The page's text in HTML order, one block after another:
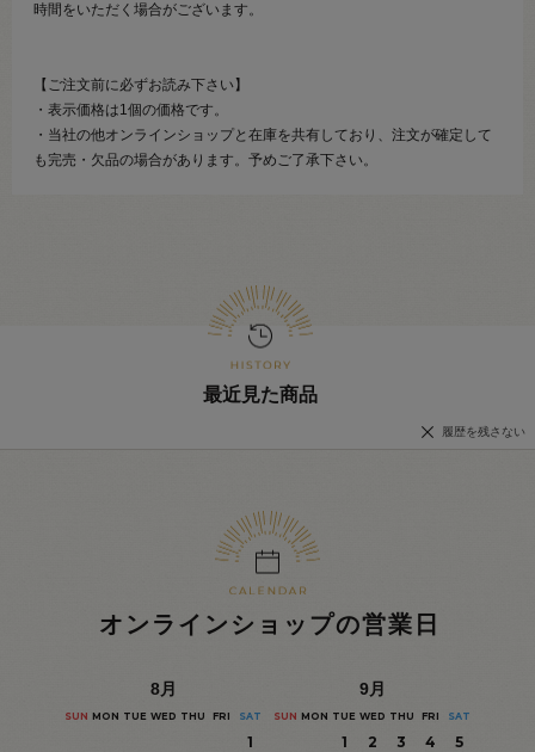
時間をいただく場合がございます。
【ご注文前に必ずお読み下さい】
・表示価格は1個の価格です。
・当社の他オンラインショップと在庫を共有しており、注文が確定して
も完売・欠品の場合があります。予めご了承下さい。
最近見た商品
履歴を残さない
オンラインショップの営業日
8月
SUN MON TUE WED THU FRI SAT
1
9月
SUN MON TUE WED THU FRI SAT
1 2 3 4
5